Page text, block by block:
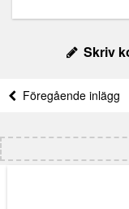
Skriv
Föregående inlägg